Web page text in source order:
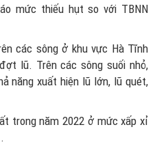
mức thiếu hụt so với TBNN
các sông ở khu vực Hà Tĩnh
lũ. Trên các sông suối nhỏ,
năng xuất hiện lũ lớn, lũ quét,
trong năm 2022 ở mức xấp xỉ